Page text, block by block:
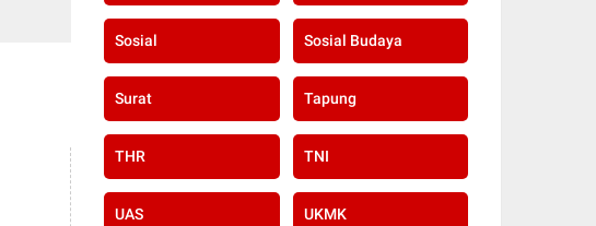
Sosial Sosial Budaya
Surat Tapung
THR TNI
UAS UKMK